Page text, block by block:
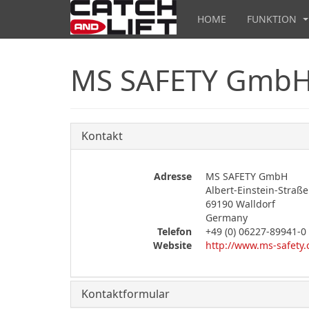
HOME FUNKTION
MS SAFETY
Kontakt
Adresse
MS SAFETY GmbH
Albert-Einstein-
69190 Walldorf
Germany
Telefon
+49 (0) 06227-89941-0
Website
http://www.ms-
Kontaktformular